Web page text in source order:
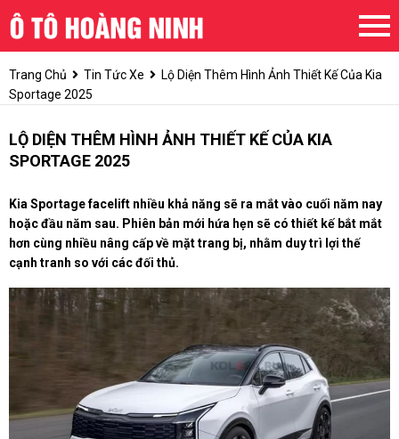
Trang Chủ Tin Tức Xe
Lộ Diện Thêm Hình Ảnh Thiết Kế Của Kia
Sportage 2025
LỘ DIỆN THÊM HÌNH ẢNH THIẾT KẾ CỦA KIA
SPORTAGE 2025
Kia Sportage facelift nhiều khả năng sẽ ra mắt vào cuối năm nay
hoặc đầu năm sau. Phiên bản mới hứa hẹn sẽ có thiết kế bắt mắt
hơn cùng nhiều nâng cấp về mặt trang bị, nhằm duy trì lợi thế
cạnh tranh so với các đối thủ.